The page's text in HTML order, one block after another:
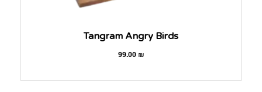
Tangram Angry Birds
99.00₪